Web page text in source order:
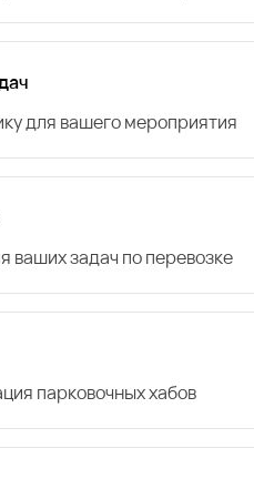
для вашего мероприятия
задач по перевозке
парковочных хабов